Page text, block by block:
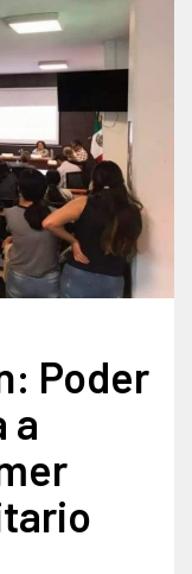
Poder
a